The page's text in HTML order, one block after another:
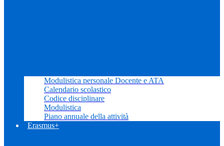
Modulistica personale Docente e ATA
Calendario scolastico
Codice disciplinare
Modulistica
Piano annuale della attività
Erasmus+